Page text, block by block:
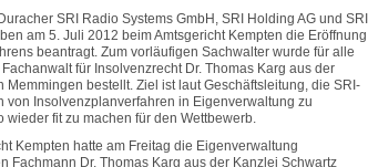
SRI Radio Systems GmbH, SRI Holding AG und SRI
am 5. Juli 2012 beim Amtsgericht Kempten die Eröffnung
beantragt. Zum vorläufigen Sachwalter wurde für alle
für Insolvenzrecht Dr. Thomas Karg aus der
Memmingen bestellt. Ziel ist laut Geschäftsleitung, die SRI-
von Insolvenzplanverfahren in Eigenverwaltung zu
wieder fit zu machen für den Wettbewerb.
Kempten hatte am Freitag die Eigenverwaltung
Fachmann Dr. Thomas Karg aus der Kanzlei Schwartz